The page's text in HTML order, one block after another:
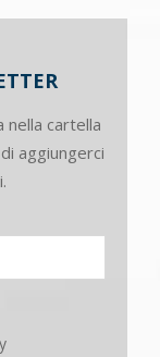
nella cartella
aggiungerci